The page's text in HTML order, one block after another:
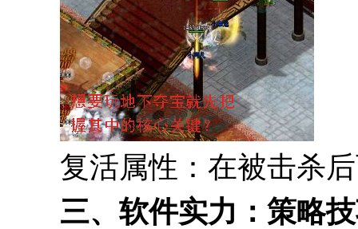
复活属性：在被击杀
三、软件实力：策略